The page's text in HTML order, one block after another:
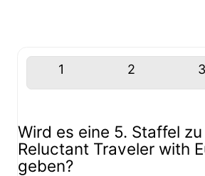
1 2 3
Wird es eine 5. Staffel
Reluctant Traveler with
geben?